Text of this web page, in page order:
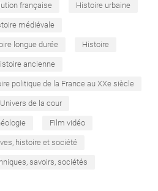
française Histoire urbaine
médiévale
longue durée Histoire
ancienne
politique de la France au XXe siècle
de la cour
Film vidéo
histoire et société
savoirs, sociétés